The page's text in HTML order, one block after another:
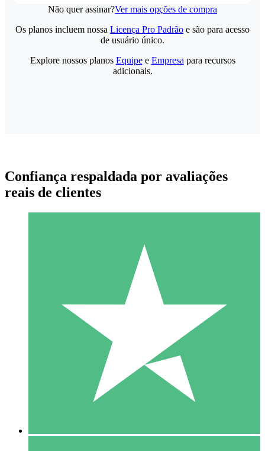
Não quer assinar?Ver mais opções de compra
Pacotes de Créditos Individuais
Pague conforme o uso com créditos de download. Sem
1000
Os planos incluem nossa Licença Pro Padrão e são para acesso
de usuário único.
Explore nossos planos Equipee Empresa para recursos
adicionais.
Confiança respaldada por avaliações
reais de clientes